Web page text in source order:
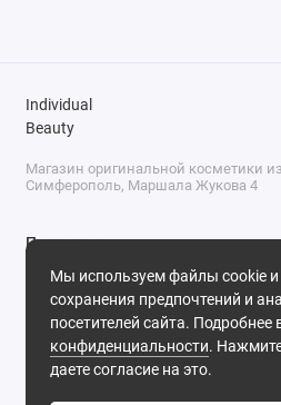
Мы используем файлы cookie и
сохранения предпочтений и
посетителей сайта. Подробнее
конфиденциальности.
даете согласие на это.
Individual
Beauty
Магазин оригинальной косметики
Симферополь, Маршала Жукова 4
Поддержка
+7 (978) 586-46-46
ПН-ПТ: 9:00 - 18:00
Суббота: 9:00 - 17:00
Воскресенье: выходной
Симферополь, ул. Маршала Жукова, 4